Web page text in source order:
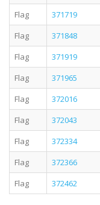
Flag
371719
Flag
371848
Flag
371919
Flag
371965
Flag
372016
Flag
372043
Flag
372334
Flag
372366
Flag
372462